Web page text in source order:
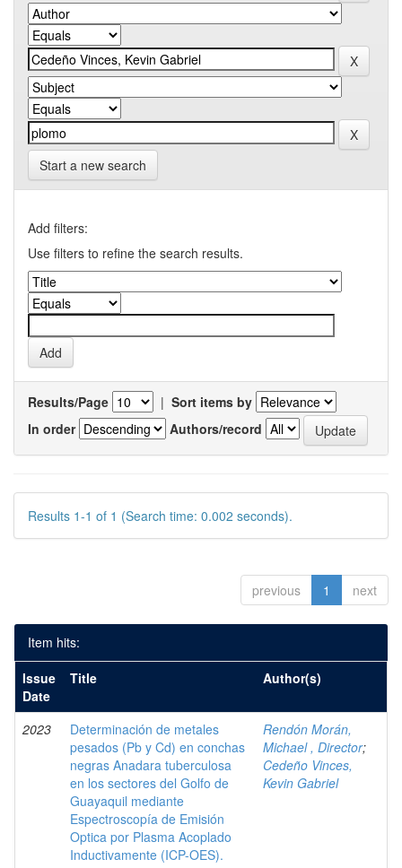
Start a new search
Add filters:
Use filters to refine the search results.
Results/Page | Sort items by
In order
Authors/record
Results 1-1 of 1 (Search time: 0.002 seconds).
previous 1 next
Item hits:
Issue
Date
Title Author(s)
2023
Determinación de metales
pesados (Pb y Cd) en conchas
negras Anadara tuberculosa
en los sectores del Golfo de
Guayaquil mediante
Espectroscopía de Emisión
Optica por Plasma Acoplado
Inductivamente (ICP-OES).
Rendón Morán,
Michael , Director;
Cedeño Vinces,
Kevin Gabriel